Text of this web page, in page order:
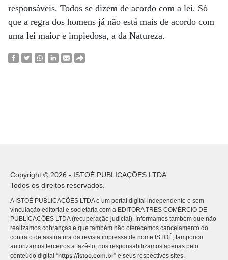
responsáveis. Todos se dizem de acordo com a lei. Só
que a regra dos homens já não está mais de acordo com
uma lei maior e impiedosa, a da Natureza.
Copyright © 2026 - ISTOÉ PUBLICAÇÕES LTDA
Todos os direitos reservados.
A ISTOÉ PUBLICAÇÕES LTDA é um portal digital independente e sem
vinculação editorial e societária com a EDITORA TRES COMÉRCIO DE
PUBLICACÕES LTDA (recuperação judicial). Informamos também que não
realizamos cobranças e que também não oferecemos cancelamento do
contrato de assinatura da revista impressa de nome ISTOÉ, tampouco
autorizamos terceiros a fazê-lo, nos responsabilizamos apenas pelo
conteúdo digital “https://istoe.com.br” e seus respectivos sites.